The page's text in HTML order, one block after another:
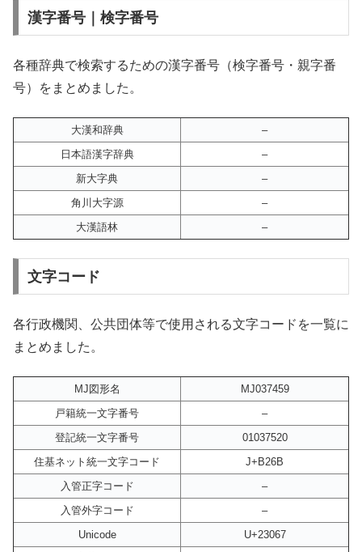
漢字番号｜検字番号
各種辞典で検索するための漢字番号（検字番号・親字番
号）をまとめました。
大漢和辞典
–
日本語漢字辞典
–
新大字典
–
角川大字源
–
大漢語林
–
文字コード
各行政機関、公共団体等で使用される文字コードを一覧に
まとめました。
MJ図形名
MJ037459
戸籍統一文字番号
–
登記統一文字番号
01037520
住基ネット統一文字コード
J+B26B
入管正字コード
–
入管外字コード
–
Unicode
U+23067